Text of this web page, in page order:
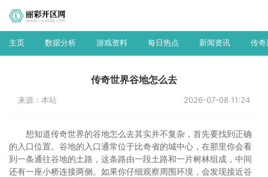
主页 数据分析 游戏资料 每日热点 新闻资讯 传奇
传奇世界谷地怎么去
来源：本站 2026-07-08 11:24
想知道传奇世界的谷地怎么去其实并不复杂，首先要找到正确
的入口位置。谷地的入口通常位于比奇省的城中心，在那里你会看
到一条通往谷地的土路，这条路由一段土路和一片树林组成，中间
还有一座小桥连接两侧。如果你仔细观察周围环境，会发现接近谷